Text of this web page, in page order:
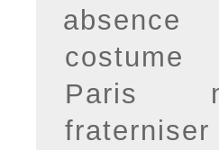
absence
costume
Paris
fraterniser